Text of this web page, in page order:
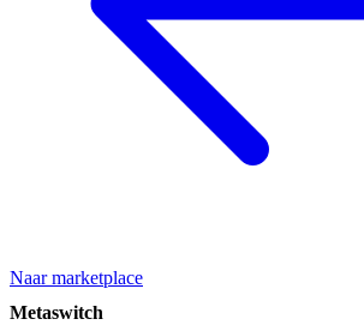
Naar marketplace
Metaswitch